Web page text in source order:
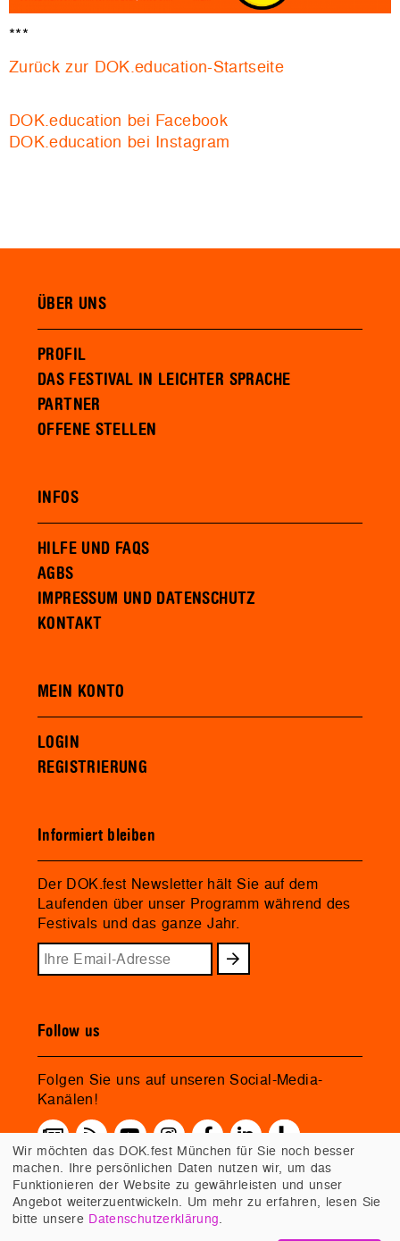
***
Zurück zur DOK.education-Startseite
DOK.education bei Facebook
DOK.education bei Instagram
ÜBER UNS
PROFIL
DAS FESTIVAL IN LEICHTER SPRACHE
PARTNER
OFFENE STELLEN
INFOS
HILFE UND FAQS
AGBS
IMPRESSUM UND DATENSCHUTZ
KONTAKT
MEIN KONTO
LOGIN
REGISTRIERUNG
Informiert bleiben
Der DOK.fest Newsletter hält Sie auf dem
Laufenden über unser Programm während des
Festivals und das ganze Jahr.
Follow us
Folgen Sie uns auf unseren Social-Media-
Kanälen!
Wir möchten das DOK.fest München für Sie noch besser
machen. Ihre persönlichen Daten nutzen wir, um das
Funktionieren der Website zu gewährleisten und unser
Angebot weiterzuentwickeln. Um mehr zu erfahren, lesen Sie
bitte unsere Datenschutzerklärung.